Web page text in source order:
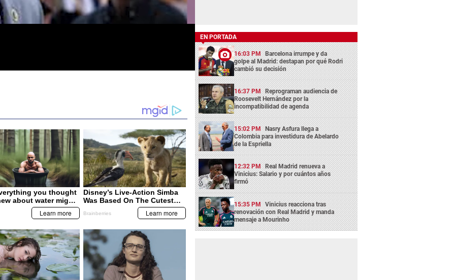
EN PORTADA
16:03 PM Barcelona irrumpe y da
golpe al Madrid: destapan por qué Rodri
cambió su decisión
16:37 PM Reprograman audiencia de
Roosevelt Hernández por la
incompatibilidad de agenda
15:02 PM Nasry Asfura llega a
Colombia para investidura de Abelardo
de la Espriella
12:32 PM Real Madrid renueva a
Vinicius: Salario y por cuántos años
firmó
15:35 PM Vinicius reacciona tras
renovación con Real Madrid y manda
mensaje a Mourinho